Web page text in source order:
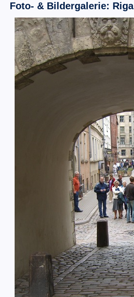
Foto- & Bildergalerie: Riga